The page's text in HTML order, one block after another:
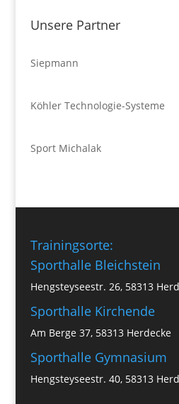
Unsere Partner
Siepmann
Köhler Technologie-Systeme
Sport Michalak
Trainingsorte:
Sporthalle Bleichstein
Hengsteyseestr. 26, 58313
Sporthalle Kirchende
Am Berge 37, 58313 Herdecke
Sporthalle Gymnasium
Hengsteyseestr. 40, 58313